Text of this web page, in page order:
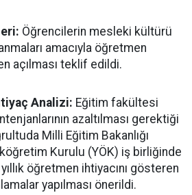
Öğrencilerin mesleki kültürü
amacıyla öğretmen
açılması teklif edildi.
Analizi: Eğitim fakültesi
azaltılması gerektiği
Milli Eğitim Bakanlığı
Kurulu (YÖK) iş birliğinde
öğretmen ihtiyacını gösteren
yapılması önerildi.